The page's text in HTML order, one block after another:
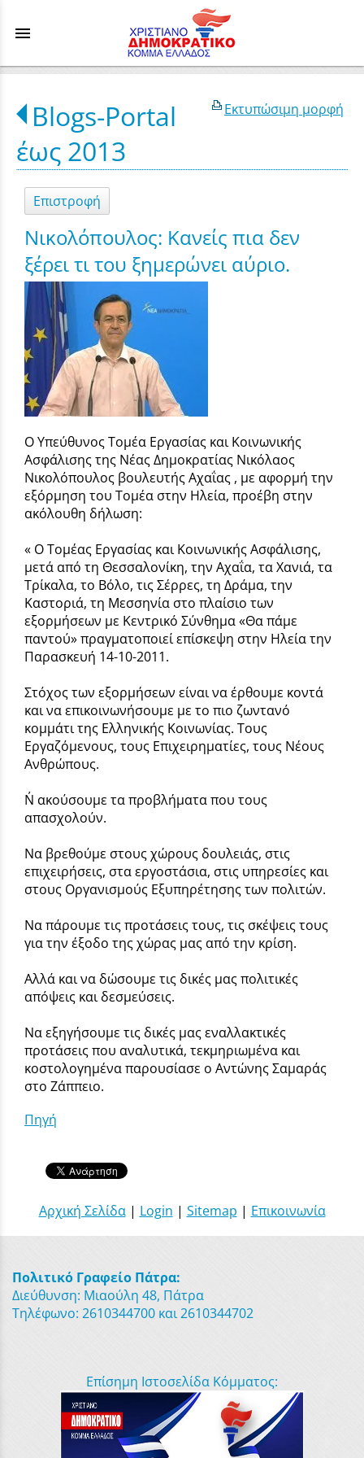
menu
Εκτυπώσιμη μορφή
Blogs-Portal
έως 2013
Επιστροφή
Νικολόπουλος: Κανείς πια δεν
ξέρει τι του ξημερώνει αύριο.
Ο Υπεύθυνος Τομέα Εργασίας και Κοινωνικής
Ασφάλισης της Νέας Δημοκρατίας Νικόλαος
Νικολόπουλος βουλευτής Αχαΐας , με αφορμή την
εξόρμηση του Τομέα στην Ηλεία, προέβη στην
ακόλουθη δήλωση:
« Ο Τομέας Εργασίας και Κοινωνικής Ασφάλισης,
μετά από τη Θεσσαλονίκη, την Αχαΐα, τα Χανιά, τα
Τρίκαλα, το Βόλο, τις Σέρρες, τη Δράμα, την
Καστοριά, τη Μεσσηνία στο πλαίσιο των
εξορμήσεων με Κεντρικό Σύνθημα «Θα πάμε
παντού» πραγματοποιεί επίσκεψη στην Ηλεία την
Παρασκευή 14-10-2011.
Στόχος των εξορμήσεων είναι να έρθουμε κοντά
και να επικοινωνήσουμε με το πιο ζωντανό
κομμάτι της Ελληνικής Κοινωνίας. Τους
Εργαζόμενους, τους Επιχειρηματίες, τους Νέους
Ανθρώπους.
Ν΄ ακούσουμε τα προβλήματα που τους
απασχολούν.
Να βρεθούμε στους χώρους δουλειάς, στις
επιχειρήσεις, στα εργοστάσια, στις υπηρεσίες και
στους Οργανισμούς Εξυπηρέτησης των πολιτών.
Να πάρουμε τις προτάσεις τους, τις σκέψεις τους
για την έξοδο της χώρας μας από την κρίση.
Αλλά και να δώσουμε τις δικές μας πολιτικές
απόψεις και δεσμεύσεις.
Να εξηγήσουμε τις δικές μας εναλλακτικές
προτάσεις που αναλυτικά, τεκμηριωμένα και
κοστολογημένα παρουσίασε ο Αντώνης Σαμαράς
στο Ζάππειο.
Πηγή
Αρχική Σελίδα| Login | Sitemap | Επικοινωνία
Πολιτικό Γραφείο Πάτρα:
Διεύθυνση: Μιαούλη 48, Πάτρα
Τηλέφωνο: 2610344700 και 2610344702
Επίσημη Ιστοσελίδα Κόμματος: